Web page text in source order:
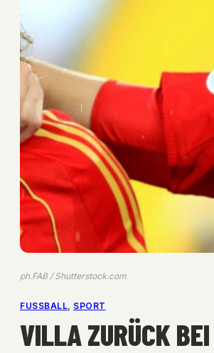
ph.FAB / Shutterstock.com
FUSSBALL , SPORT
VILLA ZURÜCK